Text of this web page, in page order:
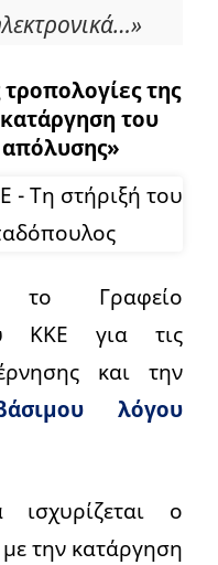
της
του
Γραφείο
ΚΚΕ για τις
και την
λόγου
ο
την κατάργηση